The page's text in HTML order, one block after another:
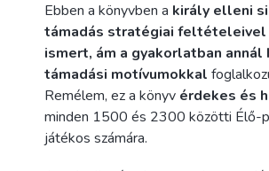
Ebben a könyvben a király elleni
támadás stratégiai feltételeivel
ismert, ám a gyakorlatban annál
támadási motívumokkal
Remélem, ez a könyv érdekes és
minden 1500 és 2300 közötti Élő-
játékos számára.